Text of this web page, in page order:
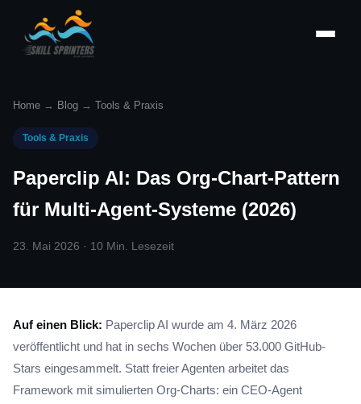
Home → Blog → Tools & Praxis
Tools & Praxis
Paperclip AI: Das Org-Chart-Pattern
für Multi-Agent-Systeme (2026)
23. Mai 2026 · 10 Min. Lesezeit
Auf einen Blick: Paperclip AI wurde am 4. März 2026
veröffentlicht und hat in sechs Wochen über 53.000 GitHub-
Stars eingesammelt. Statt freier Agenten arbeitet das
Framework mit simulierten Org-Charts: ein CEO-Agent